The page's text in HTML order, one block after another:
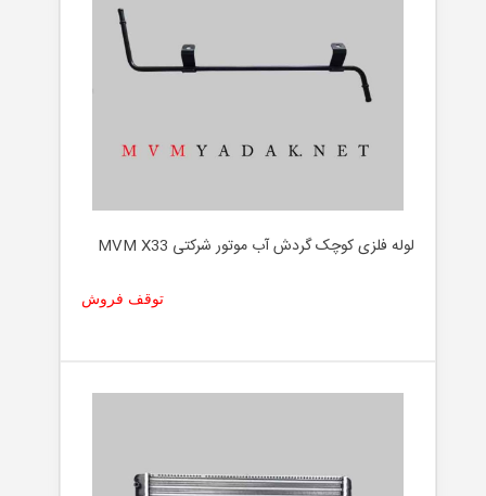
لوله فلزی کوچک گردش آب موتور شرکتی MVM X33
توقف فروش